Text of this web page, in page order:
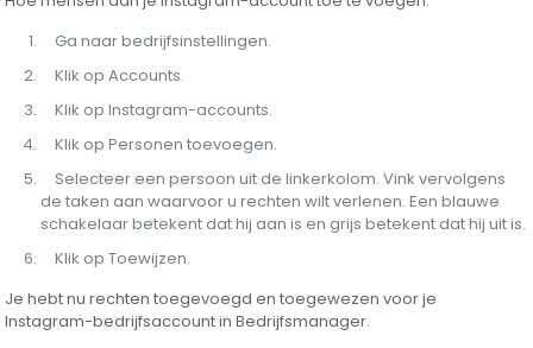
Ga naar bedrijfsinstellingen.
Klik op Accounts.
Klik op Instagram-accounts.
Klik op Personen toevoegen.
Selecteer een persoon uit de linkerkolom. Vink vervolgens
de taken aan waarvoor u rechten wilt verlenen. Een blauwe
schakelaar betekent dat hij aan is en grijs betekent dat hij uit is.
Klik op Toewijzen.
Je hebt nu rechten toegevoegd en toegewezen voor je
Instagram-bedrijfsaccount in Bedrijfsmanager.